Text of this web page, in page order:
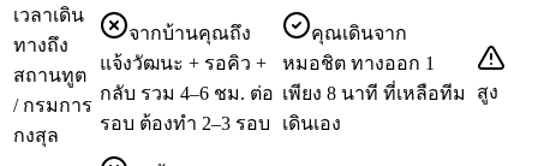
เวลาเดิน
ทางถึง
สถานทูต
/ กรมการ
กงสุล
จากบ้านคุณถึง
แจ้งวัฒนะ + รอคิว +
กลับ รวม 4–6 ชม. ต่อ
รอบ ต้องทำ 2–3 รอบ
คุณเดินจาก
หมอชิต ทางออก 1
เพียง 8 นาที ที่เหลือทีม
เดินเอง
สูง